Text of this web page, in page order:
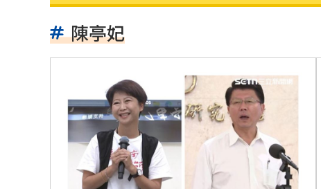
北美訂單補爆 聯發科小金雞EPS至27.12元
AI和你讀的不同！實測《時代》驚揭1真相
這大廠三支柱到位 全年EPS上看5.68元
慈濟買BNT被詐10億！藍昔嗆擋疫苗網朝聖
陳亭妃